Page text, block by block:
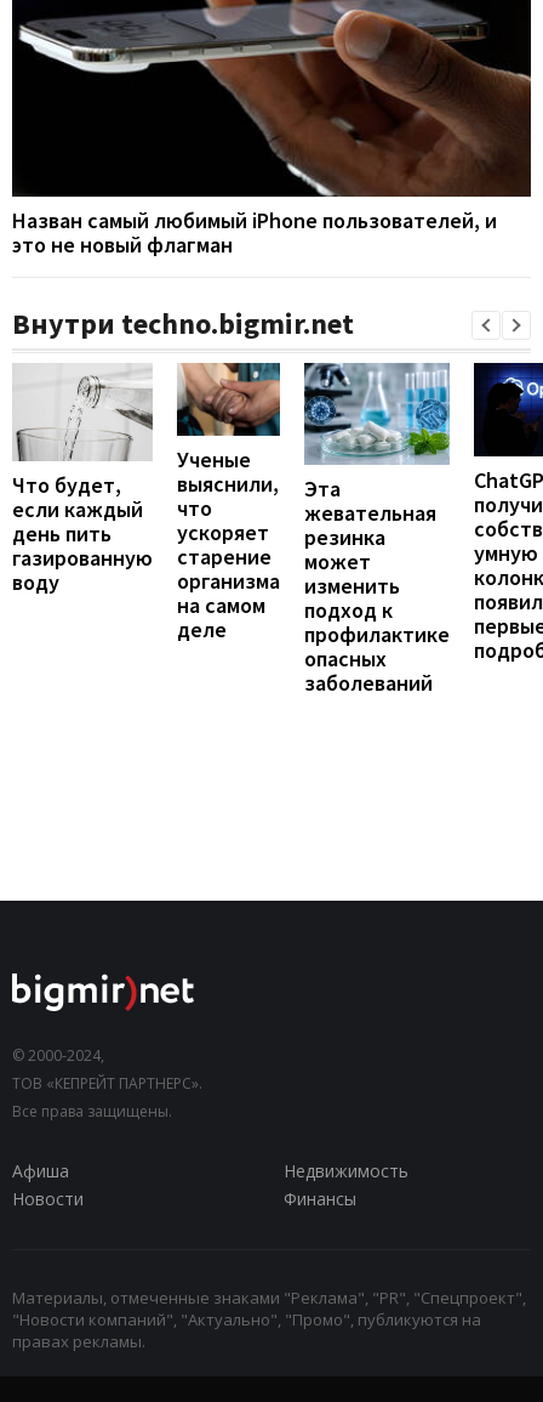
Назван самый любимый iPhone пользователей, и
это не новый флагман
Внутри techno.bigmir.net
Что будет,
если каждый
день пить
газированную
воду
Ученые
выяснили,
что
ускоряет
старение
организма
на самом
деле
Эта
жевательная
резинка
может
изменить
подход к
профилактике
опасных
заболеваний
умную
© 2000-2024,
ТОВ «КЕПРЕЙТ ПАРТНЕРС».
Все права защищены.
Афиша
Недвижимость
Новости
Финансы
Материалы, отмеченные знаками "Реклама", "PR", "Спецпроект",
"Новости компаний", "Актуально", "Промо", публикуются на
правах рекламы.